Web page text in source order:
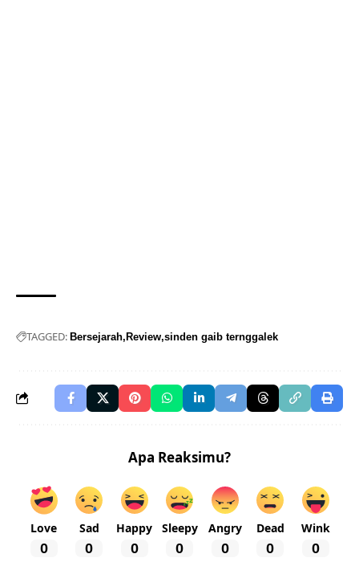
TAGGED: Bersejarah Review sinden gaib ternggalek
Apa Reaksimu?
Love
0
Sad
0
Happy
0
Sleepy
0
Angry
0
Dead
0
Wink
0